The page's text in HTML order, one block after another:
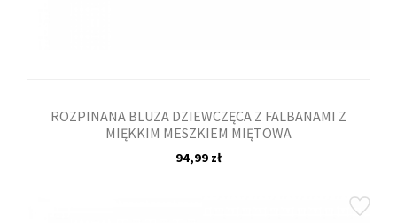
ROZPINANA BLUZA DZIEWCZĘCA Z FALBANAMI Z
MIĘKKIM MESZKIEM MIĘTOWA
94,99 zł